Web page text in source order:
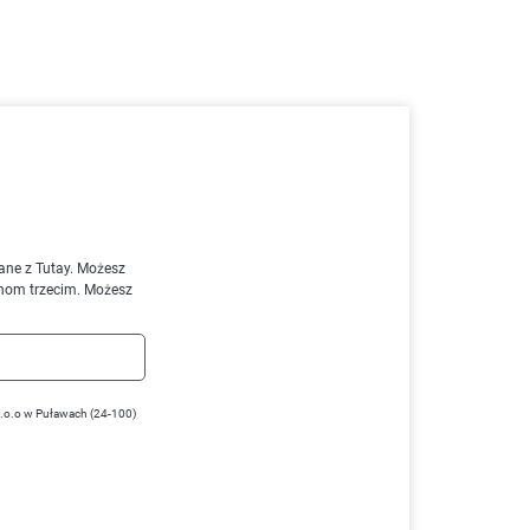
z Tutay. Możesz
trzecim. Możesz
w Puławach (24-100)